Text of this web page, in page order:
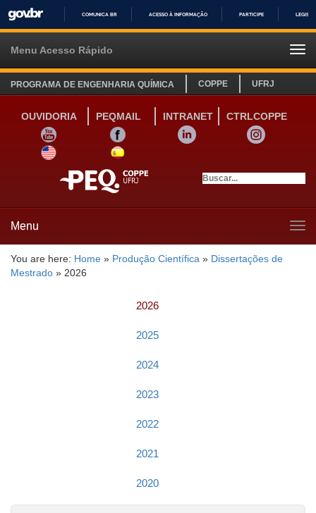
IR
COMUNICA BR ACESSO À INFORMAÇÃO PARTICIPE
Menu Acesso Rápido
PROGRAMA DE ENGENHARIA QUÍMICA COPPE UFRJ
OUVIDORIA PEQMAIL INTRANET
CTRLCOPPE
YOUTUBE
FACEBOOK LINKEDIN
INSTAGRAM
SITE INGLÊS
LINK SITE ESPANHOL
Menu
You are here: Home » Produção Científica » Dissertações de
Mestrado » 2026
2026
2025
2024
2023
2022
2021
2020